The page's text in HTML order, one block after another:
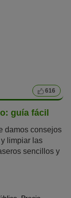
616
guía fácil
damos consejos
limpiar las
sencillos y